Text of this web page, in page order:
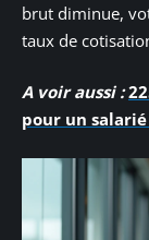
brut diminue,
taux de
A voir aussi :
pour un salarié